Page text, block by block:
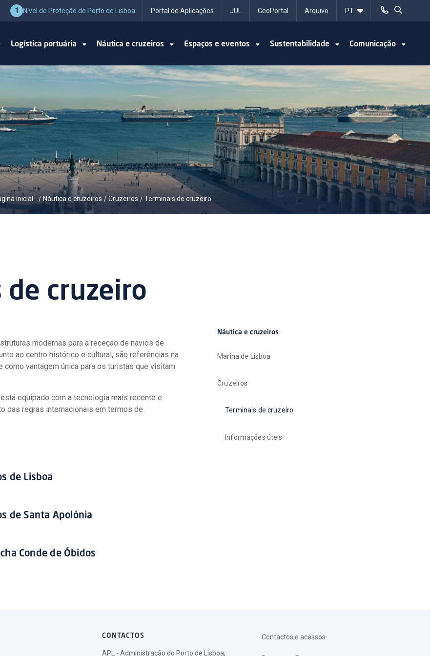
1 Nível de Proteção do Porto de Lisboa Portal de Aplicações JUL GeoPortal Arquivo
Logística portuária Náutica e cruzeiros Espaços e eventos Sustentabilidade Comunicação
inicial / Náutica e cruzeiros / Cruzeiros / Terminais de cruzeiro
de cruzeiro
modernas para a receção de navios de
ao centro histórico e cultural, são referências na
vantagem única para os turistas que visitam
equipado com a tecnologia mais recente e
das regras internacionais em termos de
de Lisboa
de Santa Apolónia
Conde de Óbidos
Náutica e cruzeiros
Marina de Lisboa
Cruzeiros
Terminais de cruzeiro
Informações úteis
CONTACTOS
APL - Administração do Porto de Lisboa,
Contactos e acessos